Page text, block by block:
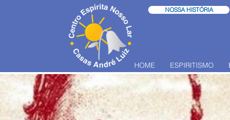
NOSSA HISTÓRIA
HOME ESPIRITISMO